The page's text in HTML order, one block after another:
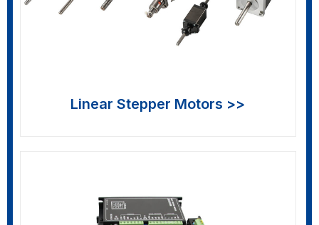
Linear Stepper Motors >>